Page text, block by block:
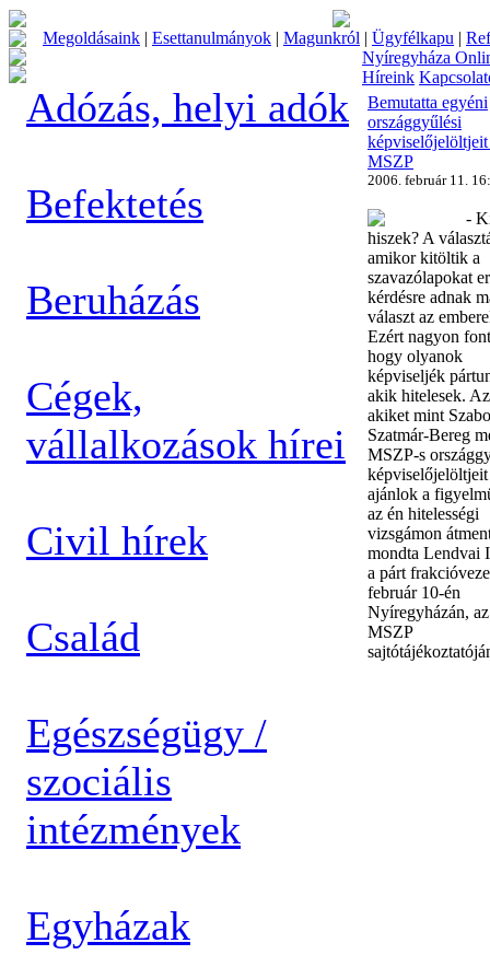
Megoldásaink | Esettanulmányok | Magunkról | Ügyfélkapu |
Adózás, helyi adók
Befektetés
Beruházás
Cégek,
vállalkozások hírei
Civil hírek
Család
Egészségügy /
szociális
intézmények
Egyházak
Nyíregyháza
Híreink
Bemutatta egyéni
országgyűlési
képviselőjelöltjeit
MSZP
2006. február 11.
-
hiszek? A
amikor kitöltik a
szavazólapokat
kérdésre adnak
választ az
Ezért nagyon
hogy olyanok
képviseljék
akik hitelesek.
akiket mint
Szatmár-Bereg
MSZP-s
képviselőjelöltjeit
ajánlok a
az én hitelességi
vizsgámon
mondta Lendvai
a párt
február 10-én
Nyíregyházán, az
MSZP